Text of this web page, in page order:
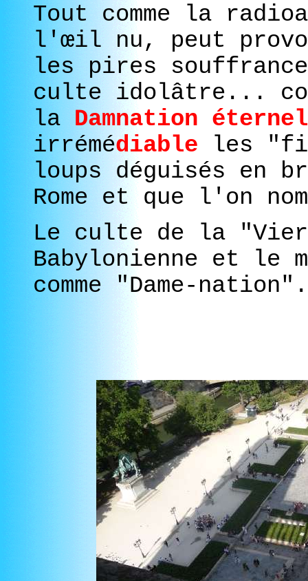
Tout comme la
l'œil nu, peut
les pires
culte idolâtre...
la Damnation
irrémédiable les
loups déguisés en
Rome et que l'on
Le culte de la
Babylonienne et le
comme "Dame-nation".